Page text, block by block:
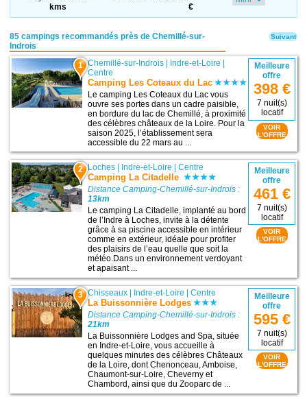
kms
€
85 campings recommandés près de Chemillé-sur-
Indrois
1 Chemillé-sur-Indrois | Indre-et-Loire |
Centre
Camping Les Coteaux du Lac
Le camping Les Coteaux du Lac vous
ouvre ses portes dans un cadre paisible,
en bordure du lac de Chemillé, à proximité
des célèbres châteaux de la Loire. Pour la
saison 2025, l’établissement sera
accessible du 22 mars au ...
Meilleure
offre
398 €
7 nuit(s)
locatif
VOIR
L'OFFRE
2 Loches Indre-et-Loire |Centre
Camping La Citadelle
Distance Camping-Chemillé-sur-Indrois :
13km
Le camping La Citadelle, implanté au bord
de l’Indre à Loches, invite à la détente
grâce à sa piscine accessible en intérieur
comme en extérieur, idéale pour profiter
des plaisirs de l’eau quelle que soit la
météo.Dans un environnement verdoyant
et apaisant ...
Meilleure
offre
461 €
7 nuit(s)
locatif
VOIR
L'OFFRE
3 Chisseaux Indre-et-Loire |Centre
La Buissonnière Lodges
Distance Camping-Chemillé-sur-Indrois :
21km
La Buissonnière Lodges and Spa, située
en Indre-et-Loire, vous accueille à
quelques minutes des célèbres Châteaux
de la Loire, dont Chenonceau, Amboise,
Chaumont-sur-Loire, Cheverny et
Chambord, ainsi que du Zooparc de ...
Meilleure
offre
595 €
7 nuit(s)
locatif
VOIR
L'OFFRE
Suivant